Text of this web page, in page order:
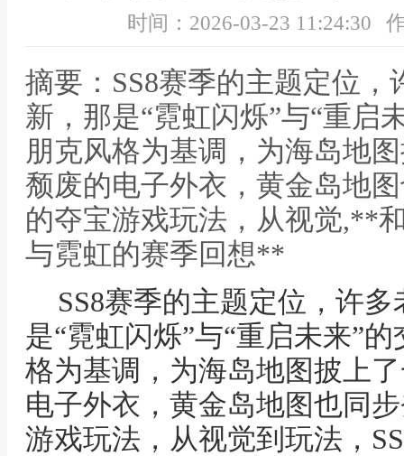
时间：2026-03-23 11:24:30
摘要：SS8赛季的主题定位
新，那是“霓虹闪烁”与“重启
朋克风格为基调，为海岛地
颓废的电子外衣，黄金岛地
的夺宝游戏玩法，从视觉,**
与霓虹的赛季回想**
SS8赛季的主题定位，许
是“霓虹闪烁”与“重启未来”
格为基调，为海岛地图披上
电子外衣，黄金岛地图也同
游戏玩法，从视觉到玩法，